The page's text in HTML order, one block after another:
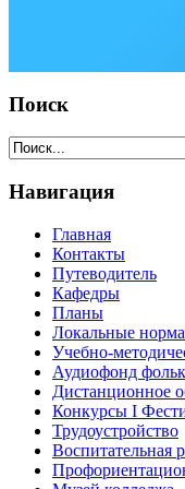
Поиск
Навигация
Главная
Контакты
Путеводитель
Кафедры
Планы
Локальные
Учебно-
Аудиофонд
Дистанционное
Конкурсы I
Трудоустройство
Воспитательная